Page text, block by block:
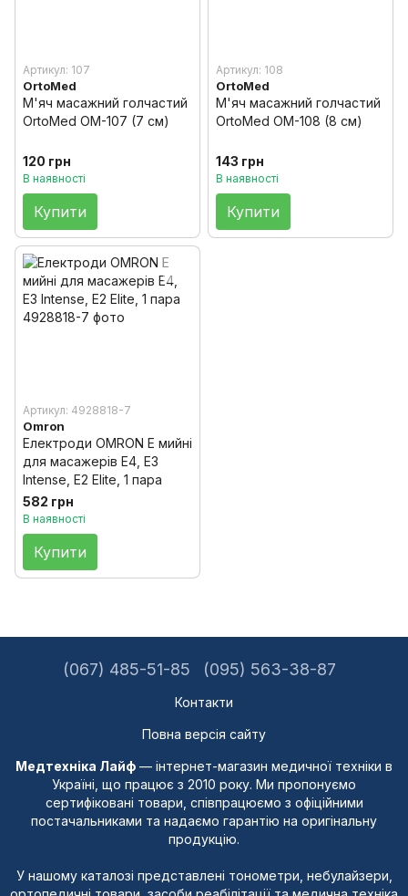
Артикул: 107
OrtoMed
М'яч масажний голчастий
OrtoMed OM-107 (7 см)
120 грн
В наявності
Купити
Артикул: 108
OrtoMed
М'яч масажний голчастий
OrtoMed OM-108 (8 см)
143 грн
В наявності
Купити
Артикул: 4928818-7
Omron
Електроди OMRON E мийні
для масажерів E4, E3
Intense, E2 Elite, 1 пара
582 грн
В наявності
Купити
(067) 485-51-85 (095) 563-38-87
Контакти
Повна версія сайту
Медтехніка Лайф — інтернет-магазин медичної техніки в
Україні, що працює з 2010 року. Ми пропонуємо
сертифіковані товари, співпрацюємо з офіційними
постачальниками та надаємо гарантію на оригінальну
продукцію.
У нашому каталозі представлені тонометри, небулайзери,